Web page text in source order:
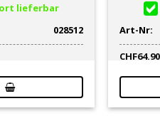
lieferbar
028512
Art-Nr:
CHF64.90